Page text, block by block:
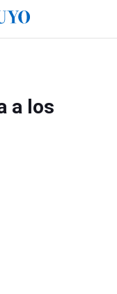
a los